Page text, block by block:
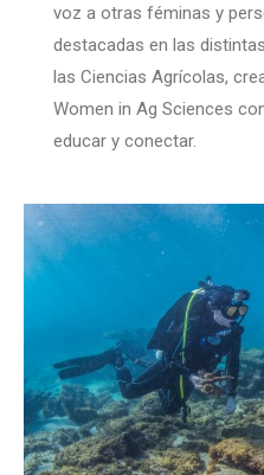
voz a otras féminas y
destacadas en las
las Ciencias Agrícolas,
Women in Ag Sciences
educar y conectar.